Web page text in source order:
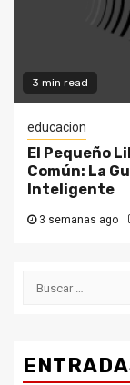
3 min read
educacion
El Pequeño
Común: La
Inteligente
3 semanas ago
Buscar: